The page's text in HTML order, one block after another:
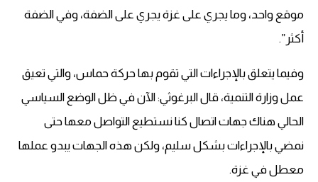
موقع واحد، وما يجري على غزة يجري على الضفة، وفي الضفة
أكثر”.
وفيما يتعلق بالإجراءات التي تقوم بها حركة حماس، والتي تعيق
عمل وزارة التنمية، قال البرغوثي: الآن في ظل الوضع السياسي
الحالي هناك جهات اتصال كنا نستطيع التواصل معها حتى
نمضي بالإجراءات بشكل سليم، ولكن هذه الجهات يبدو عملها
معطل في غزة.